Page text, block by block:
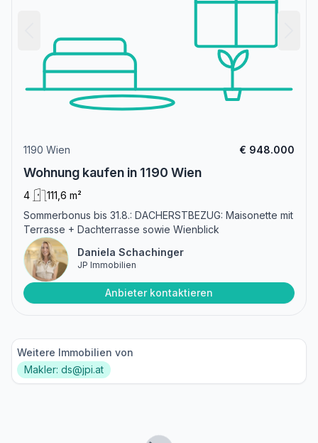
1190 Wien € 948.000
Wohnung kaufen in 1190 Wien
4
111,6 m²
Sommerbonus bis 31.8.: DACHERSTBEZUG: Maisonette mit
Terrasse + Dachterrasse sowie Wienblick
Daniela Schachinger
JP Immobilien
Anbieter kontaktieren
Weitere Immobilien von
Makler: ds@jpi.at